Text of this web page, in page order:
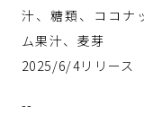
汁、糖類、ココナ
ム果汁、麦芽
2025/6/4リリース
--